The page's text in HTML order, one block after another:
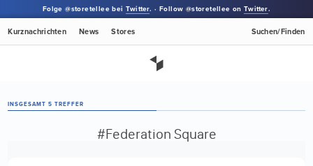
Folge @storetellee beiTwitter. · Follow @storetellee onTwitter.
Kurznachrichten News Stores Suchen/Finden
INSGESAMT 5 TREFFER
#Federation Square